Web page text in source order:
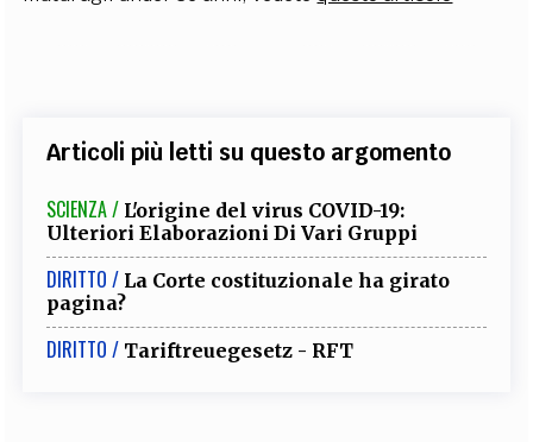
Articoli più letti su questo argomento
SCIENZA / L'origine del virus COVID-19:
Ulteriori Elaborazioni Di Vari Gruppi
DIRITTO / La Corte costituzionale ha girato
pagina?
DIRITTO / Tariftreuegesetz - RFT